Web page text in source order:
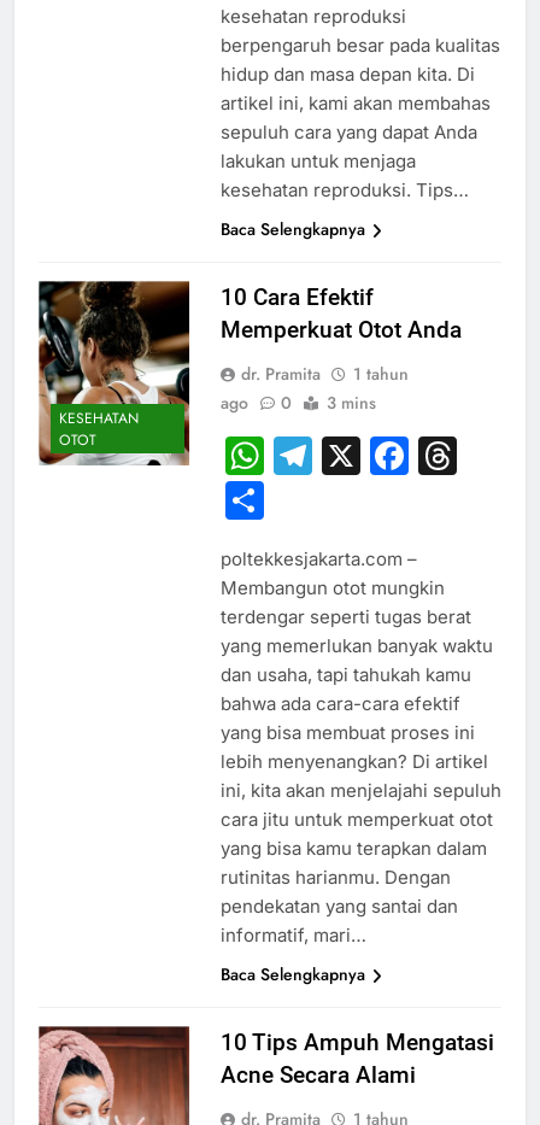
kesehatan reproduksi
berpengaruh besar pada kualitas
hidup dan masa depan kita. Di
artikel ini, kami akan membahas
sepuluh cara yang dapat Anda
lakukan untuk menjaga
kesehatan reproduksi. Tips…
Baca Selengkapnya
KESEHATAN
OTOT
10 Cara Efektif
Memperkuat Otot Anda
dr. Pramita
1 tahun
ago
0 3 mins
WhatsApp
Telegram
X
Share
poltekkesjakarta.com –
Membangun otot mungkin
terdengar seperti tugas berat
yang memerlukan banyak waktu
dan usaha, tapi tahukah kamu
bahwa ada cara-cara efektif
yang bisa membuat proses ini
lebih menyenangkan? Di artikel
ini, kita akan menjelajahi sepuluh
cara jitu untuk memperkuat otot
yang bisa kamu terapkan dalam
rutinitas harianmu. Dengan
pendekatan yang santai dan
informatif, mari…
Baca Selengkapnya
10 Tips Ampuh Mengatasi
Acne Secara Alami
dr. Pramita 1 tahun